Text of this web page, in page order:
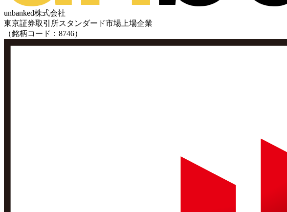
unbanked株式会社
東京証券取引所スタンダード市場上場企業
（銘柄コード：8746）